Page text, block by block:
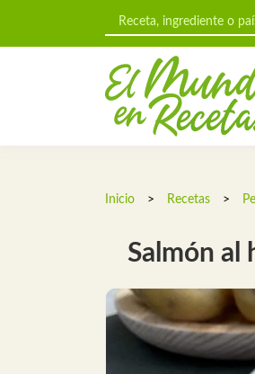
Inicio > Recetas >
Salmón al